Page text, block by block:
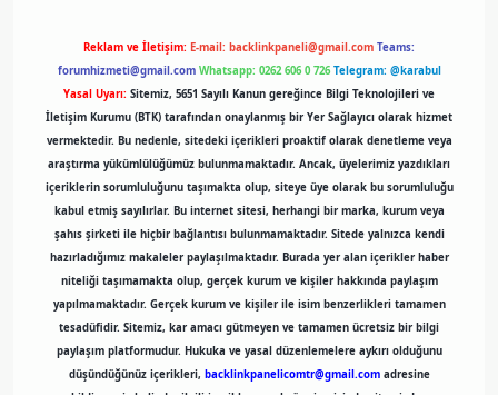
Reklam ve İletişim: E-mail: backlinkpaneli@gmail.com Teams:
forumhizmeti@gmail.com Whatsapp: 0262 606 0 726 Telegram: @karabul
Yasal Uyarı: Sitemiz, 5651 Sayılı Kanun gereğince Bilgi Teknolojileri ve
İletişim Kurumu (BTK) tarafından onaylanmış bir Yer Sağlayıcı olarak hizmet
vermektedir. Bu nedenle, sitedeki içerikleri proaktif olarak denetleme veya
araştırma yükümlülüğümüz bulunmamaktadır. Ancak, üyelerimiz yazdıkları
içeriklerin sorumluluğunu taşımakta olup, siteye üye olarak bu sorumluluğu
kabul etmiş sayılırlar. Bu internet sitesi, herhangi bir marka, kurum veya
şahıs şirketi ile hiçbir bağlantısı bulunmamaktadır. Sitede yalnızca kendi
hazırladığımız makaleler paylaşılmaktadır. Burada yer alan içerikler haber
niteliği taşımamakta olup, gerçek kurum ve kişiler hakkında paylaşım
yapılmamaktadır. Gerçek kurum ve kişiler ile isim benzerlikleri tamamen
tesadüfidir. Sitemiz, kar amacı gütmeyen ve tamamen ücretsiz bir bilgi
paylaşım platformudur. Hukuka ve yasal düzenlemelere aykırı olduğunu
düşündüğünüz içerikleri, backlinkpanelicomtr@gmail.comadresine